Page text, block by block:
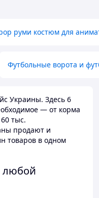
руми костюм для
Футбольные ворота и
Украины. Здесь 6
— от корма
тыс.
продают и
товаров в одном
любой